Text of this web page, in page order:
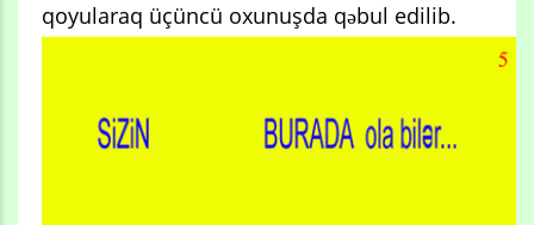
qoyularaq üçüncü oxunuşda qəbul edilib.